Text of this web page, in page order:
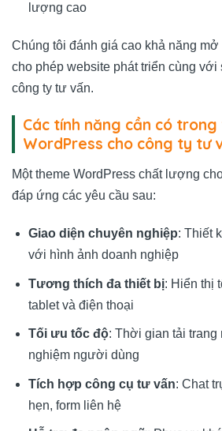
lượng cao
Chúng tôi đánh giá cao khả năng mở
cho phép website phát triển cùng
công ty tư vấn.
Các tính năng cần có
WordPress cho công ty tư
Một theme WordPress chất lượng
đáp ứng các yêu cầu sau:
Giao diện chuyên nghiệp: Thiết
với hình ảnh doanh nghiệp
Tương thích đa thiết bị: Hiển thị
tablet và điện thoại
Tối ưu tốc độ: Thời gian tải trang
nghiệm người dùng
Tích hợp công cụ tư vấn: Chat
hẹn, form liên hệ